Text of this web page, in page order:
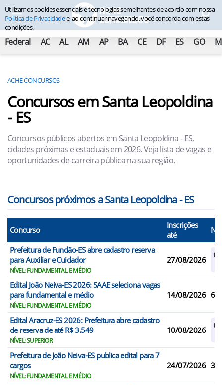
Federal AC AL AM AP BA CE DF ES GO
ACHE CONCURSOS
Concursos em Santa Leopoldina
- ES
Concursos públicos abertos em Santa Leopoldina - ES,
cidades próximas e estaduais em 2026. Veja lista de vagas e
oportunidades de carreira pública na sua região.
Concursos próximos a Santa Leopoldina - ES
Concurso
Inscrições
até
N°
Prefeitura de Fundão-ES abre cadastro reserva
para Auxiliar e Cuidador
NÍVEL: FUNDAMENTAL E MÉDIO
27/08/2026
Edital João Neiva-ES 2026: SAAE seleciona vagas
para fundamental e médio
NÍVEL: FUNDAMENTAL E MÉDIO
14/08/2026 6
Edital Aracruz-ES 2026: Prefeitura abre cadastro
de reserva de até R$ 3.549
NÍVEL: SUPERIOR
10/08/2026
Prefeitura de João Neiva-ES publica edital para 7
cargos
NÍVEL: FUNDAMENTAL E MÉDIO
24/07/2026 3
Utilizamos cookies essenciais e tecnologias semelhantes de acordo com nossa
Política de Privacidadee, ao continuar navegando, você concorda com estas
condições.